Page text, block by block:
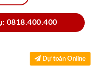
0818.400.400
Dự toán Online